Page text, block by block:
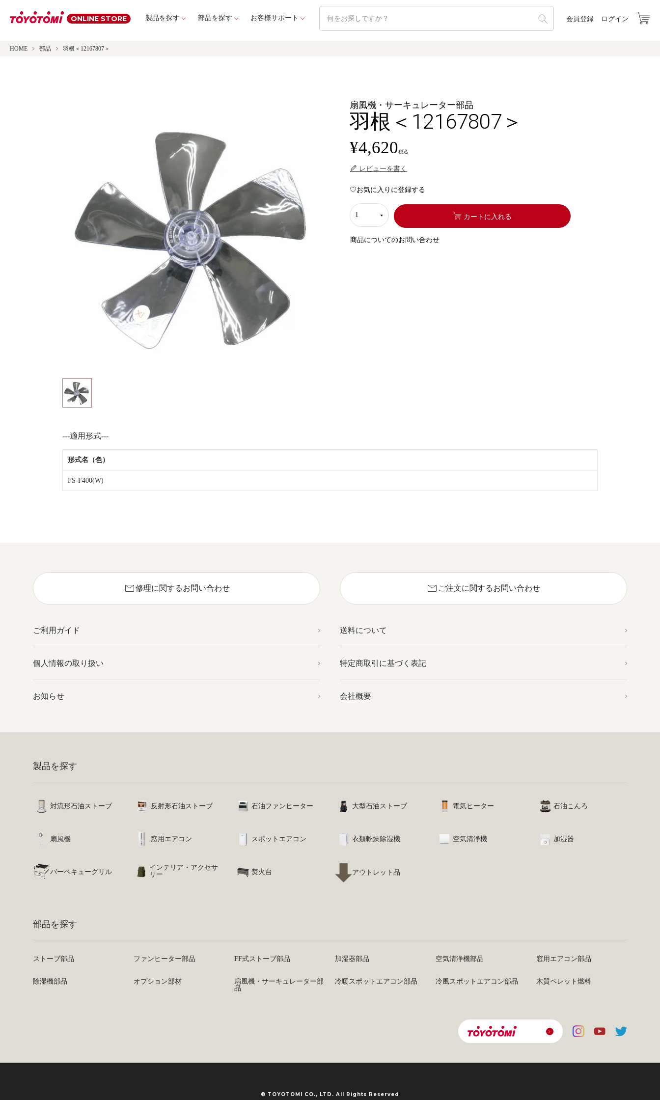
ONLINE STORE 製品を探す 部品を探す お客様サポート 会員登録 ログイン
HOME 部品 羽根＜12167807＞
扇風機・サーキュレーター部品
羽根＜12167807＞
¥4,620税込
レビューを書く
お気に入りに登録する
カートに入れる
商品についてのお問い合わせ
---適用形式---
形式名（色）
FS-F400(W)
mail修理に関するお問い合わせ mail ご注文に関するお問い合わせ
ご利用ガイド 送料について
個人情報の取り扱い 特定商取引に基づく表記
お知らせ 会社概要
製品を探す
対流形石油ストーブ 反射形石油ストーブ 石油ファンヒーター 大型石油ストーブ 電気ヒーター 石油こんろ
扇風機 窓用エアコン スポットエアコン 衣類乾燥除湿機 空気清浄機 加湿器
バーベキューグリル
インテリア・アクセサ
リー
焚火台 アウトレット品
部品を探す
ストーブ部品 ファンヒーター部品 FF式ストーブ部品 加湿器部品 空気清浄機部品 窓用エアコン部品
除湿機部品 オプション部材
扇風機・サーキュレーター部
品
冷暖スポットエアコン部品 冷風スポットエアコン部品 木質ペレット燃料
© TOYOTOMI CO., LTD. All Rights Reserved